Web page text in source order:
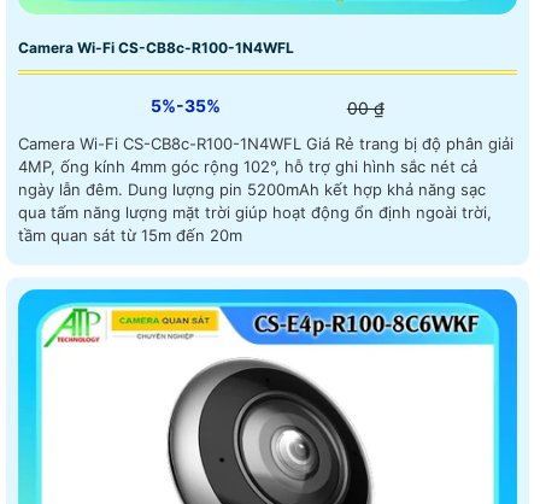
Camera Wi-Fi CS-CB8c-R100-1N4WFL
5%-35% 00 ₫
Camera Wi-Fi CS-CB8c-R100-1N4WFL Giá Rẻ trang bị độ phân giải
4MP, ống kính 4mm góc rộng 102°, hỗ trợ ghi hình sắc nét cả
ngày lẫn đêm. Dung lượng pin 5200mAh kết hợp khả năng sạc
qua tấm năng lượng mặt trời giúp hoạt động ổn định ngoài trời,
tầm quan sát từ 15m đến 20m